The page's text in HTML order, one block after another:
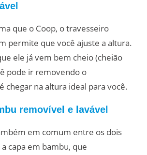
que o Coop, o travesseiro
permite que você ajuste a altura.
ele já vem bem cheio (cheião
pode ir removendo o
chegar na altura ideal para você.
removível e lavável
em comum entre os dois
capa em bambu, que